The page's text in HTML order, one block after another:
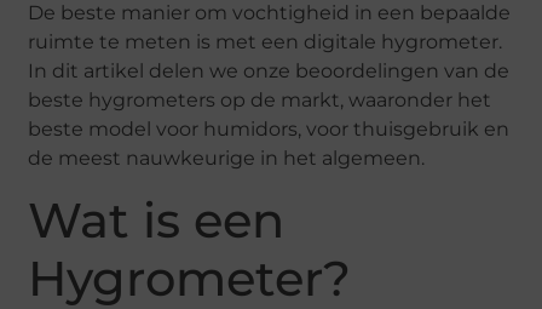
De beste manier om vochtigheid in een bepaalde
ruimte te meten is met een digitale hygrometer.
In dit artikel delen we onze beoordelingen van de
beste hygrometers op de markt, waaronder het
beste model voor humidors, voor thuisgebruik en
de meest nauwkeurige in het algemeen.
Wat is een
Hygrometer?